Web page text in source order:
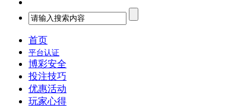
首页
平台认证
博彩安全
投注技巧
优惠活动
玩家心得